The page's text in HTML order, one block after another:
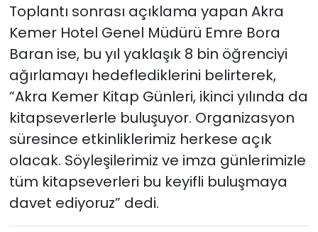
Toplantı sonrası açıklama yapan Akra
Kemer Hotel Genel Müdürü Emre Bora
Baran ise, bu yıl yaklaşık 8 bin öğrenciyi
ağırlamayı hedeflediklerini belirterek,
“Akra Kemer Kitap Günleri, ikinci yılında da
kitapseverlerle buluşuyor. Organizasyon
süresince etkinliklerimiz herkese açık
olacak. Söyleşilerimiz ve imza günlerimizle
tüm kitapseverleri bu keyifli buluşmaya
davet ediyoruz” dedi.